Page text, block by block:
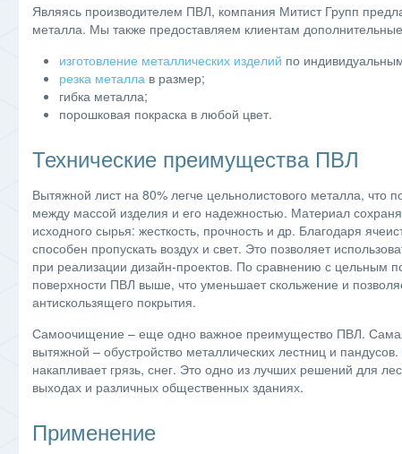
Являясь производителем ПВЛ, компания Митист Групп
металла. Мы также предоставляем клиентам дополнительные
изготовление металлических изделий по
резка металла в размер;
гибка металла;
порошковая покраска в любой цвет.
Технические преимущества ПВЛ
Вытяжной лист на 80% легче цельнолистового металла, что
между массой изделия и его надежностью. Материал
исходного сырья: жесткость, прочность и др. Благодаря
способен пропускать воздух и свет. Это позволяет
при реализации дизайн-проектов. По сравнению с цельным
поверхности ПВЛ выше, что уменьшает скольжение и
антискользящего покрытия.
Самоочищение – еще одно важное преимущество ПВЛ. Самая
вытяжной – обустройство металлических лестниц и
накапливает грязь, снег. Это одно из лучших решений для
выходах и различных общественных зданиях.
Применение